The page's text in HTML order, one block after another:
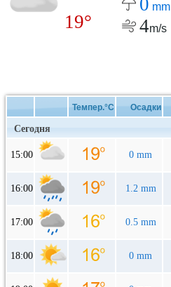
19°
0 mm
4m/s
Темпер.°C Осадки
Сегодня
15:00 0 mm
16:00 1.2 mm
17:00 0.5 mm
18:00 0 mm